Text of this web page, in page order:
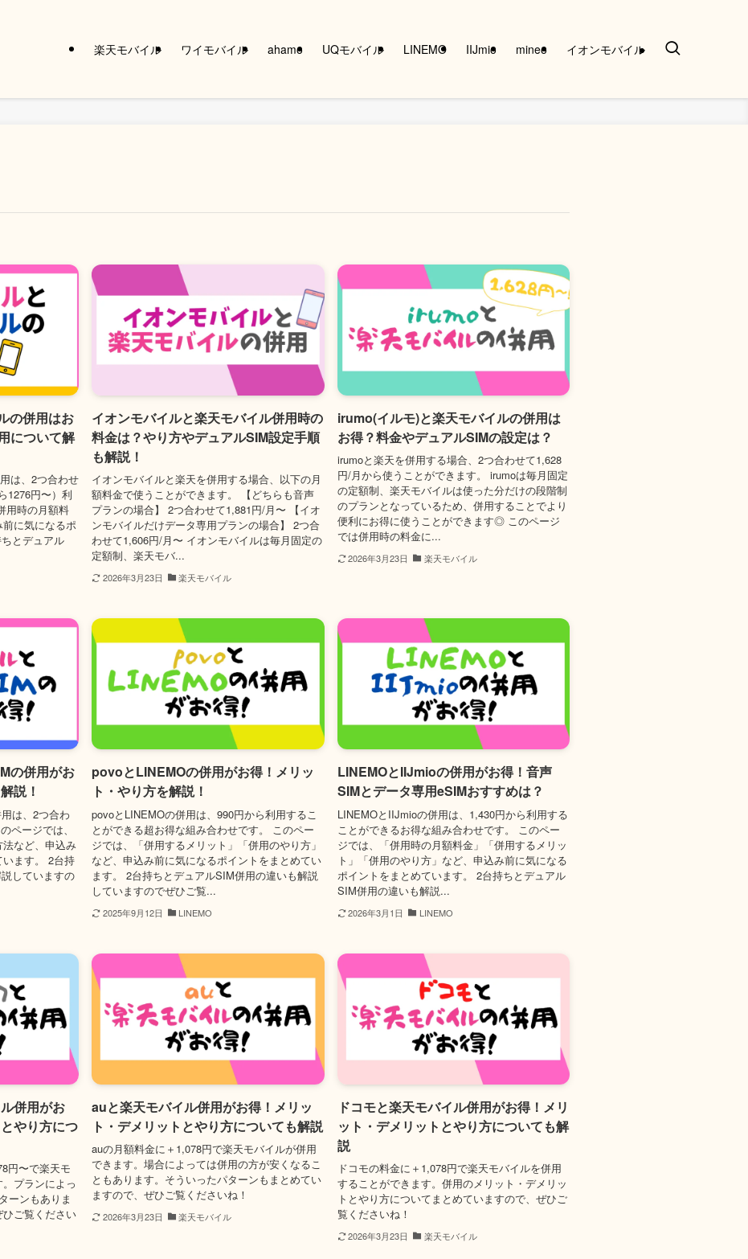
楽天モバイル ワイモバイル ahamo UQモバイル LINEMO IIJmio mineo イオンモバイル
の併用はお
について解
は、2つ合わせ
1276円〜）利
用時の月額料
に気になるポ
とデュアル
イオンモバイルと楽天モバイル併用時の
料金は？やり方やデュアルSIM設定手順
も解説！
イオンモバイルと楽天を併用する場合、以下の月
額料金で使うことができます。 【どちらも音声
プランの場合】 2つ合わせて1,881円/月〜 【イオ
ンモバイルだけデータ専用プランの場合】 2つ合
わせて1,606円/月〜 イオンモバイルは毎月固定の
定額制、楽天モバ...
2026年3月23日 楽天モバイル
irumo(イルモ)と楽天モバイルの併用は
お得？料金やデュアルSIMの設定は？
irumoと楽天を併用する場合、2つ合わせて1,628
円/月から使うことができます。 irumoは毎月固定
の定額制、楽天モバイルは使った分だけの段階制
のプランとなっているため、併用することでより
便利にお得に使うことができます◎ このページ
では併用時の料金に...
2026年3月23日 楽天モバイル
の併用がお
説！
は、2つ合わ
ページでは、
など、申込み
ます。 2台持
していますの
povoとLINEMOの併用がお得！メリッ
ト・やり方を解説！
povoとLINEMOの併用は、990円から利用するこ
とができる超お得な組み合わせです。 このペー
ジでは、「併用するメリット」「併用のやり方」
など、申込み前に気になるポイントをまとめてい
ます。 2台持ちとデュアルSIM併用の違いも解説
していますのでぜひご覧...
2025年9月12日 LINEMO
LINEMOとIIJmioの併用がお得！音声
SIMとデータ専用eSIMおすすめは？
LINEMOとIIJmioの併用は、1,430円から利用する
ことができるお得な組み合わせです。 このペー
ジでは、「併用時の月額料金」「併用するメリッ
ト」「併用のやり方」など、申込み前に気になる
ポイントをまとめています。 2台持ちとデュアル
SIM併用の違いも解説...
2026年3月1日 LINEMO
併用がお
やり方につ
円〜で楽天モ
プランによっ
ーンもありま
ご覧ください
auと楽天モバイル併用がお得！メリッ
ト・デメリットとやり方についても解説
auの月額料金に＋1,078円で楽天モバイルが併用
できます。場合によっては併用の方が安くなるこ
ともあります。そういったパターンもまとめてい
ますので、ぜひご覧くださいね！
2026年3月23日 楽天モバイル
ドコモと楽天モバイル併用がお得！メリ
ット・デメリットとやり方についても解
説
ドコモの料金に＋1,078円で楽天モバイルを併用
することができます。併用のメリット・デメリッ
トとやり方についてまとめていますので、ぜひご
覧くださいね！
2026年3月23日 楽天モバイル